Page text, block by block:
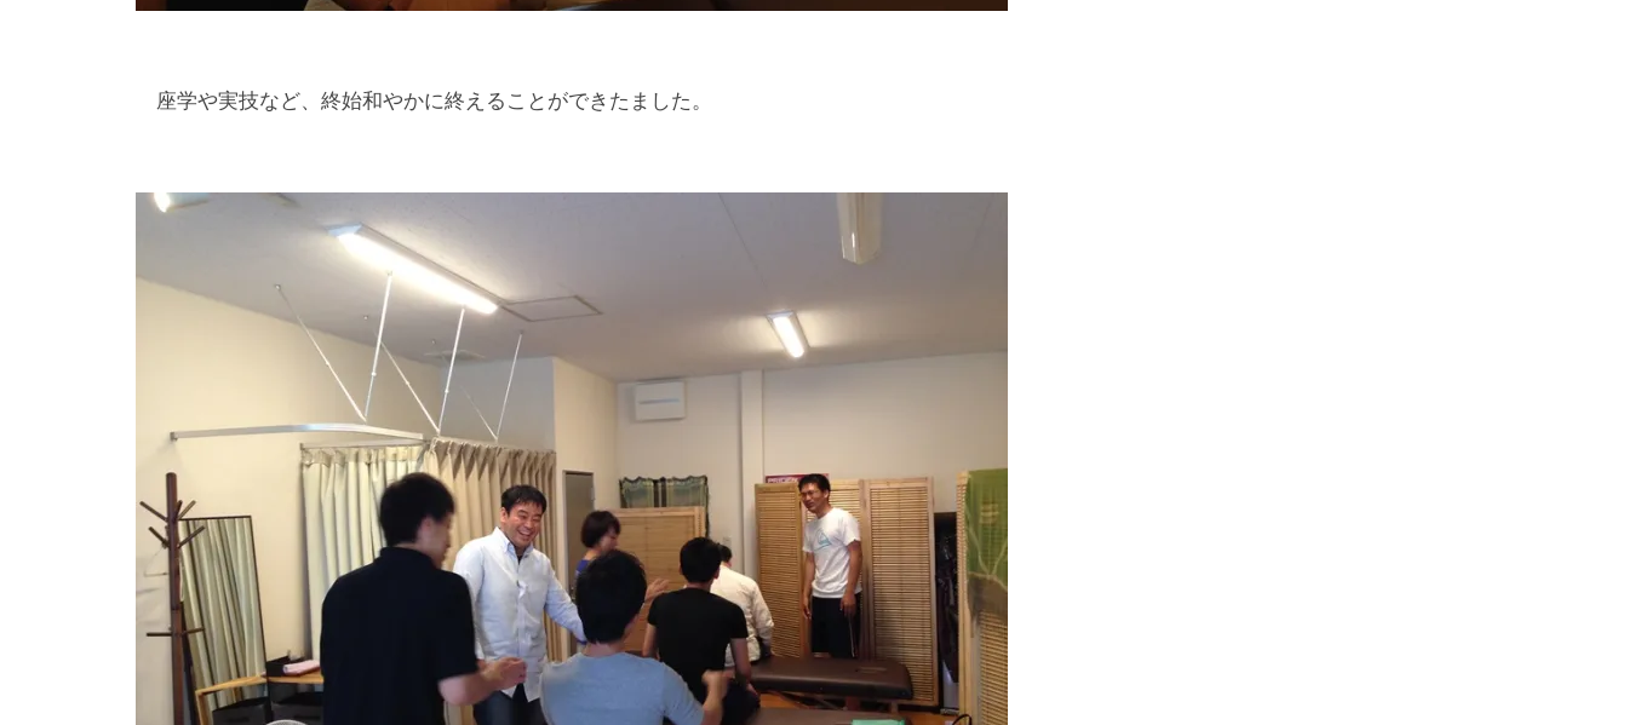
座学や実技など、終始和やかに終えることができたました。